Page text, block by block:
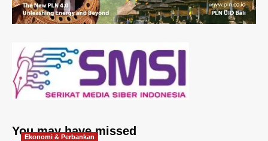
You may have missed
Ekonomi & Perbankan